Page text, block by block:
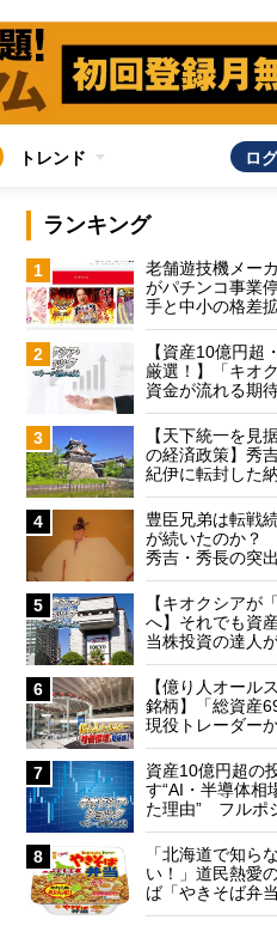
トレンド ロ
ランキング
1
老舗遊技機メー
がパチンコ事業
手と中小の格差
2
【資産10億円超
厳選！】「キオ
資金が流れる期
3
【天下統一を見
の経済政策】秀
紀伊に転封した
4
豊臣兄弟は転戦
が続いたのか？
秀吉・秀長の突
5
【キオクシアが
へ】それでも資
当株投資の達人
6
【億り人オール
銘柄】「総資産
現役トレーダー
7
資産10億円超の
す“AI・半導体相
た理由” フルポ
8
「北海道で知ら
い！」道民熱愛
ば「やきそば弁